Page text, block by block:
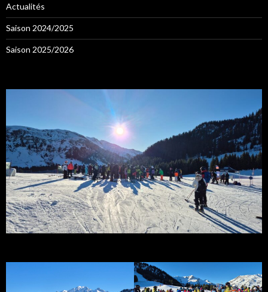
Actualités
Saison 2024/2025
Saison 2025/2026